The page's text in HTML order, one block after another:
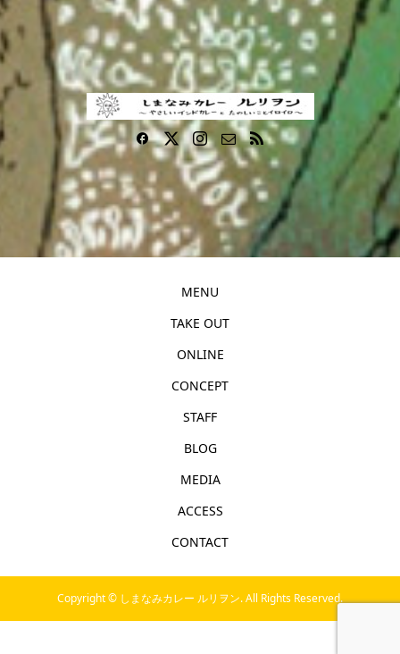
MENU
TAKE OUT
ONLINE
CONCEPT
STAFF
BLOG
MEDIA
ACCESS
CONTACT
Copyright © しまなみカレー ルリヲン. All Rights Reserved.